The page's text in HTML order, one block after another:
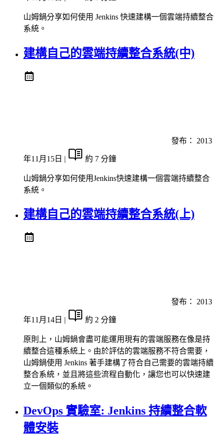
山姆鍋分享如何使用 Jenkins 快速建構一個雲端持續整合
系統。
建構自己的雲端持續整合系統(中)
發布： 2013
年11月15日 | 約 7 分鐘
山姆鍋分享如何使用Jenkins快速建構一個雲端持續整合
系統。
建構自己的雲端持續整合系統(上)
發布： 2013
年11月14日 | 約 2 分鐘
原則上，山姆鍋會盡可能運用現有的雲端服務在像是持
續整合這種系統上。由於評估的雲端服務不符合需要，
山姆鍋使用 Jenkins 著手建構了符合自己需要的雲端持續
整合系統，並且將這些流程自動化，讓您也可以快速建
立一個類似的系統。
DevOps 實驗室: Jenkins 持續整合軟
體安裝